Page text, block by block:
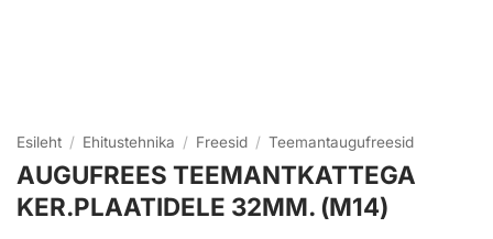
Esileht / Ehitustehnika / Freesid / Teemantaugufreesid
AUGUFREES TEEMANTKATTEGA
KER.PLAATIDELE 32MM. (M14)